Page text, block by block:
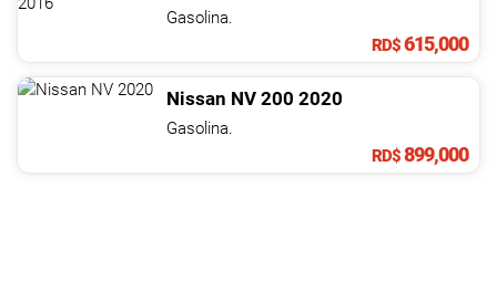
Gasolina.
RD$615,000
Nissan NV 200 2020
Gasolina.
RD$899,000